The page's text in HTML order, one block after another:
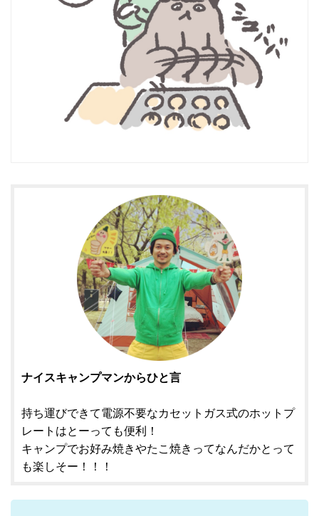
ナイスキャンプマンからひと言
持ち運びできて電源不要なカセットガス式のホットプ
レートはとーっても便利！
キャンプでお好み焼きやたこ焼きってなんだかとって
も楽しそー！！！